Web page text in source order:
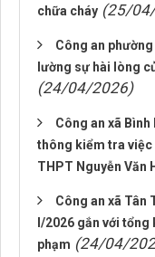
chữa cháy (25/
Công an
lường sự hài lòng
(24/04/2026)
Công an xã
thông kiểm tra việc
THPT Nguyễn Văn
Công an xã Tân
I/2026 gắn với
phạm (24/04/